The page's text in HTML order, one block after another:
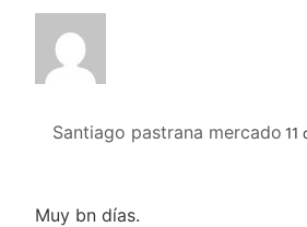
Santiago pastrana mercado 11
Muy bn días.